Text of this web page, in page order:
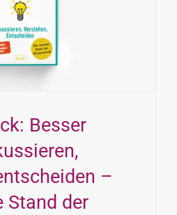
Besser
–
Stand der